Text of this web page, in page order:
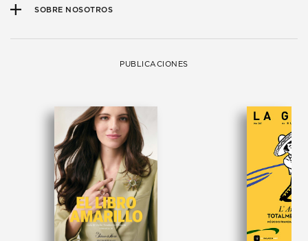
SOBRE NOSOTROS
PUBLICACIONES